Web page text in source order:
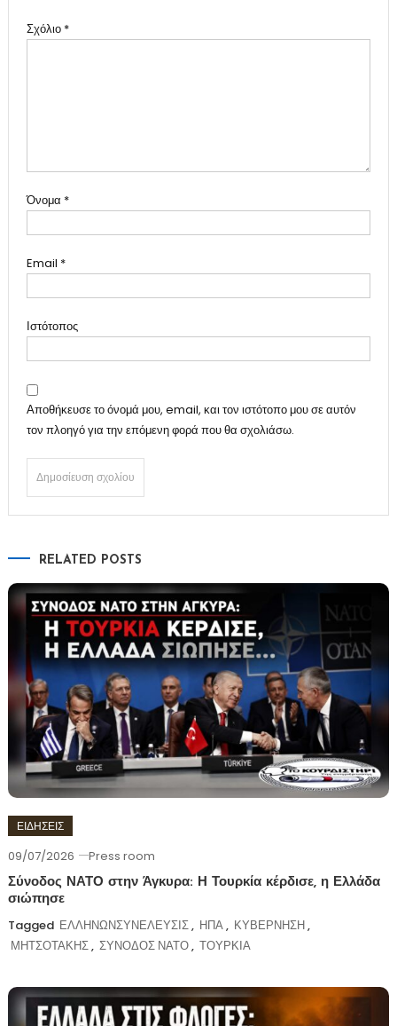
Σχόλιο *
Όνομα *
Email *
Ιστότοπος
Αποθήκευσε το όνομά μου, email, και τον ιστότοπο μου σε αυτόν
τον πλοηγό για την επόμενη φορά που θα σχολιάσω.
RELATED POSTS
ΕΙΔΗΣΕΙΣ
09/07/2026 Press room
Σύνοδος ΝΑΤΟ στην Άγκυρα: Η Τουρκία κέρδισε, η Ελλάδα
σιώπησε
Tagged ΕΛΛΗΝΩΝΣΥΝΕΛΕΥΣΙΣ, ΗΠΑ, ΚΥΒΕΡΝΗΣΗ,
ΜΗΤΣΟΤΑΚΗΣ, ΣΥΝΟΔΟΣ ΝΑΤΟ, ΤΟΥΡΚΙΑ